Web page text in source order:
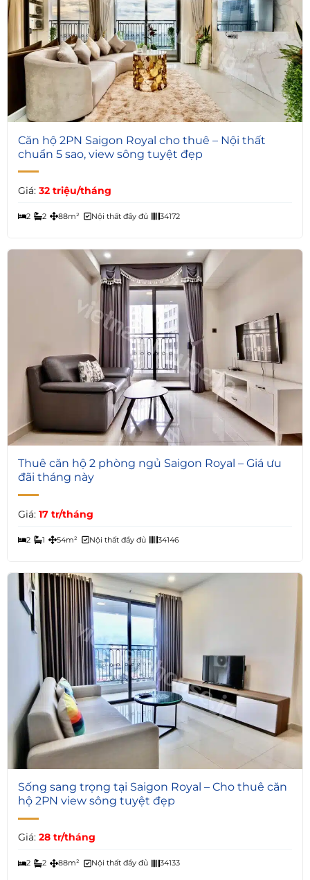
12
Căn hộ 2PN Saigon Royal cho thuê – Nội thất
chuẩn 5 sao, view sông tuyệt đẹp
Giá: 32 triệu/tháng
2 2 88m² Nội thất đầy đủ 34172
6
Thuê căn hộ 2 phòng ngủ Saigon Royal – Giá ưu
đãi tháng này
Giá: 17 tr/tháng
2 1 54m² Nội thất đầy đủ 34146
7
Sống sang trọng tại Saigon Royal – Cho thuê căn
hộ 2PN view sông tuyệt đẹp
Giá: 28 tr/tháng
2 2 88m² Nội thất đầy đủ 34133